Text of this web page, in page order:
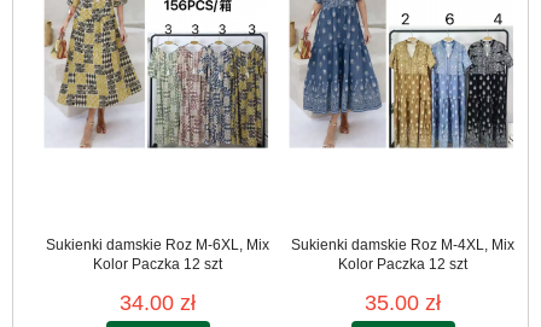
Sukienki damskie Roz M-6XL, Mix
Kolor Paczka 12 szt
34.00 zł
Sukienki damskie Roz M-4XL, Mix
Kolor Paczka 12 szt
35.00 zł